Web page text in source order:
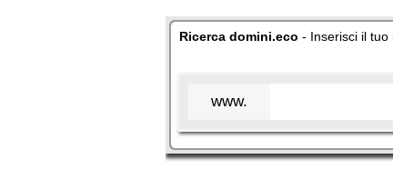
Ricerca domini.eco - Inserisci il
www.